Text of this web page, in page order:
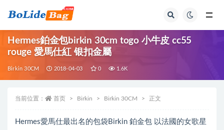
Hermes鉑金包birkin 30cm togo 小牛皮 cc55
rouge 愛馬仕紅 银扣金屬
Birkin 30CM 2018-04-03 0 1.6K
当前位置： 首页 Birkin Birkin 30CM 正文
Hermes愛馬仕最出名的包袋Birkin 鉑金包 以法國的女歌星